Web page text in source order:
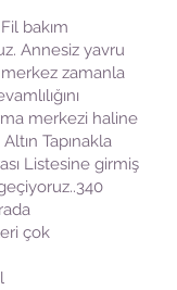
bakım
Annesiz yavru
merkez zamanla
merkezi haline
Tapınakla
Listesine girmiş
çok